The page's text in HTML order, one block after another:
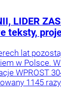
LIDER
teksty,
lat
w Polsce.
WPROST
1145